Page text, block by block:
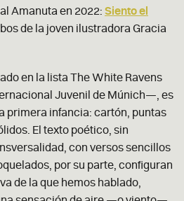
Amanuta en 2022: Siento el
de la joven ilustradora Gracia
en la lista The White Ravens
Juvenil de Múnich—, es
primera infancia: cartón, puntas
El texto poético, sin
con versos sencillos
por su parte, configuran
de la que hemos hablado,